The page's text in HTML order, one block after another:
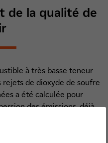
de la qualité de
à très basse teneur
de dioxyde de soufre
a été calculée pour
des émissions, déjà
combustible ont eux